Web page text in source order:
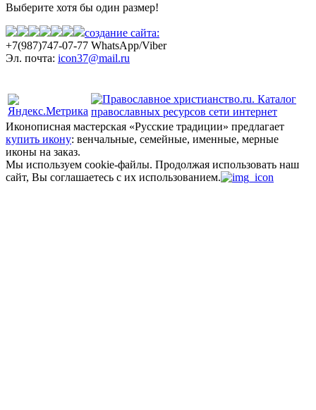
Выберите хотя бы один размер!
создание сайта:
+7(987)747-07-77 WhatsApp/Viber
Эл. почта: icon37@mail.ru
Иконописная мастерская «Русские традиции» предлагает
купить икону: венчальные, семейные, именные, мерные
иконы на заказ.
Мы используем cookie-файлы. Продолжая использовать наш
сайт, Вы соглашаетесь с их использованием.